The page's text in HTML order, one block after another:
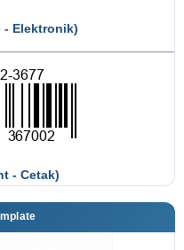
- Elektronik)
- Cetak)